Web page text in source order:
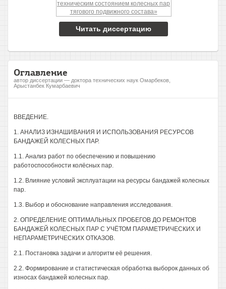
Читать диссертацию
Оглавление
автор диссертации — доктора технических наук Омарбеков,
Арыстанбек Кумарбаевич
ВВЕДЕНИЕ.
1. АНАЛИЗ ИЗНАШИВАНИЯ И ИСПОЛЬЗОВАНИЯ РЕСУРСОВ
БАНДАЖЕЙ КОЛЕСНЫХ ПАР.
1.1. Анализ работ по обеспечению и повышению
работоспособности колёсных пар.
1.2. Влияние условий эксплуатации на ресурсы бандажей колесных
пар.
1.3. Выбор и обоснование направления исследования.
2. ОПРЕДЕЛЕНИЕ ОПТИМАЛЬНЫХ ПРОБЕГОВ ДО РЕМОНТОВ
БАНДАЖЕЙ КОЛЕСНЫХ ПАР С УЧЁТОМ ПАРАМЕТРИЧЕСКИХ И
НЕПАРАМЕТРИЧЕСКИХ ОТКАЗОВ.
2.1. Постановка задачи и алгоритм её решения.
2.2. Формирование и статистическая обработка выборок данных об
износах бандажей колесных пар.